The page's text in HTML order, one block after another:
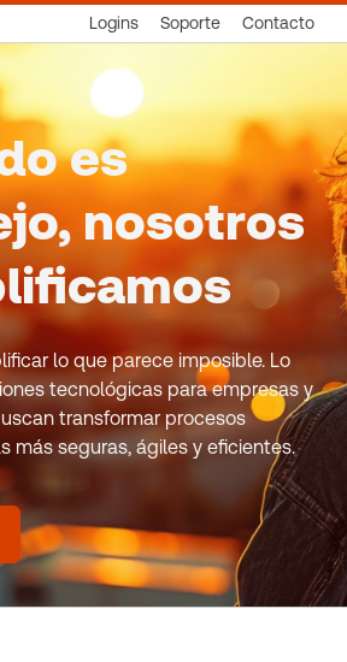
Logins Soporte Contacto
es
nosotros
lo que parece imposible. Lo
tecnológicas para empresas y
transformar procesos
más seguras, ágiles y eficientes.